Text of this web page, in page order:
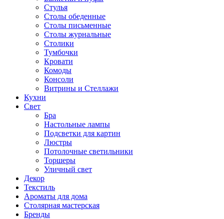
Стулья
Столы обеденные
Столы письменные
Столы журнальные
Столики
Тумбочки
Кровати
Комоды
Консоли
Витрины и Стеллажи
Кухни
Свет
Бра
Настольные лампы
Подсветки для картин
Люстры
Потолочные светильники
Торшеры
Уличный свет
Декор
Текстиль
Ароматы для дома
Столярная мастерская
Бренды